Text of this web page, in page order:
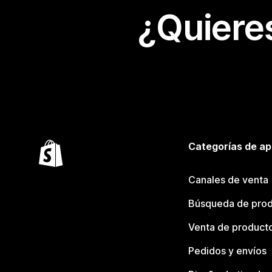
Categorías de
Canales de venta
Búsqueda de
Venta de
Pedidos y envíos